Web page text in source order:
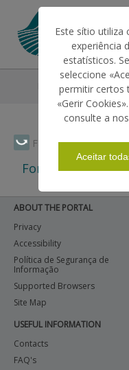
Faça Swipe para ver
HELP/SUPPORT
INFORMATIONS
STATISTICS
PAYMENTS
Help/Support
For related
ABOUT THE PORTAL
Privacy
Accessibility
Política de Segurança de
Informação
Supported Browsers
Site Map
USEFUL INFORMATION
Contacts
FAQ's
Este sítio utiliza
experiência
estatísticos.
seleccione
permitir certos
«Gerir
consulte a
Aceitar